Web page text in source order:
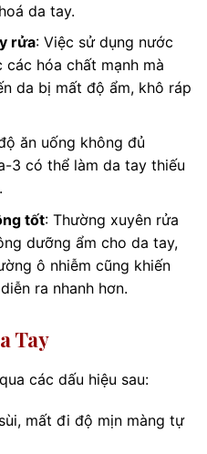
da tay.
rửa: Việc sử dụng nước
các hóa chất mạnh mà
da bị mất độ ẩm, khô ráp
ăn uống không đủ
3 có thể làm da tay thiếu
tốt: Thường xuyên rửa
dưỡng ẩm cho da tay,
ô nhiễm cũng khiến
ra nhanh hơn.
Tay
các dấu hiệu sau:
mất đi độ mịn màng tự